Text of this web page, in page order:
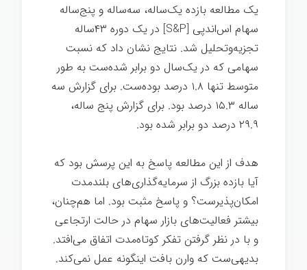
یک مطالعه بازده یک‌ساله، سه‌ساله و پنج‌ساله
سهام اس‌اند‌پی [S&P] در یک دوره ۴۳ساله
تجزیه‌وتحلیل شد. نتایج نشان داد که نسبت
سهامی که در یک‌سال دو برابر شده‌ست به طور
متوسط تنها ۱.۸ درصد بوده‌ست. برای گزارش سه
ساله ۱۵.۳ درصد بود. برای گزارش پنج ساله،
۲۹.۹ درصد دو برابر شده بود.
هدف از این مطالعه پاسخ به این پرسش بود که
آیا بازده بزرگ از سرمایه‌گذاری‌های بلندمدت
امکان‌پذیرست؟ و پاسخ مثبت بود. اما هم‌چنان،
بیشتر فعالیت‌های بازار سهام در حالت ارتجاعی
و با در نظر گرفتن تفکر کوتاه‌مدت اتفاق می‌افتد.
بدیهی‌ست که وارن بافت اینگونه عمل نمی‌کند.